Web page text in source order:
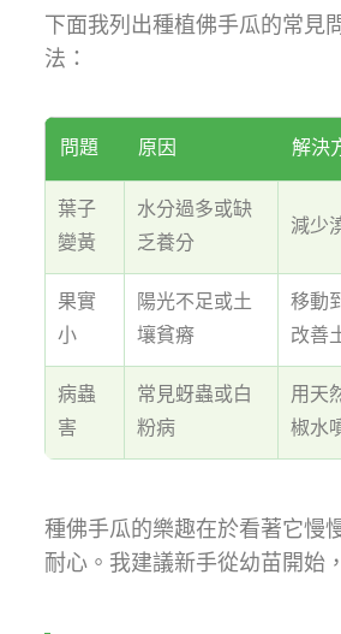
下面我列出種植佛手瓜的常見
法：
問題 原因 解決
葉子
變黃
水分過多或缺
乏養分
減少
果實
小
陽光不足或土
壤貧瘠
移動
改善
病蟲
害
常見蚜蟲或白
粉病
用天
椒水
種佛手瓜的樂趣在於看著它慢
耐心。我建議新手從幼苗開始